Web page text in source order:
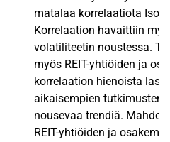
matalaa korrelaatiota Iso-
Korrelaation havaittiin
volatiliteetin noustessa.
myös REIT-yhtiöiden ja
korrelaation hienoista
aikaisempien tutkimusten
nousevaa trendiä.
REIT-yhtiöiden ja